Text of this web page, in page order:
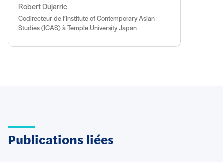
Robert Dujarric
Codirecteur de l’Institute of Contemporary Asian
Studies (ICAS) à Temple University Japan
Publications liées